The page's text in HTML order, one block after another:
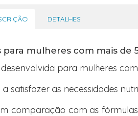
DETALHES
mulheres com mais de
para mulheres
satisfazer as necessidades
comparação com as